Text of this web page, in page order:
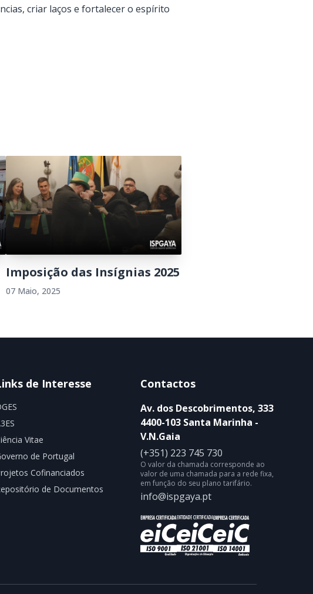
criar laços e fortalecer o espírito
Imposição das Insígnias 2025
07 Maio, 2025
de Interesse
Vitae
de Portugal
Cofinanciados
de Documentos
Contactos
Av. dos Descobrimentos, 333
4400-103 Santa Marinha -
V.N.Gaia
(+351) 223 745 730
O valor da chamada corresponde ao
valor de uma chamada para a rede fixa,
em função do seu plano tarifário.
info@ispgaya.pt